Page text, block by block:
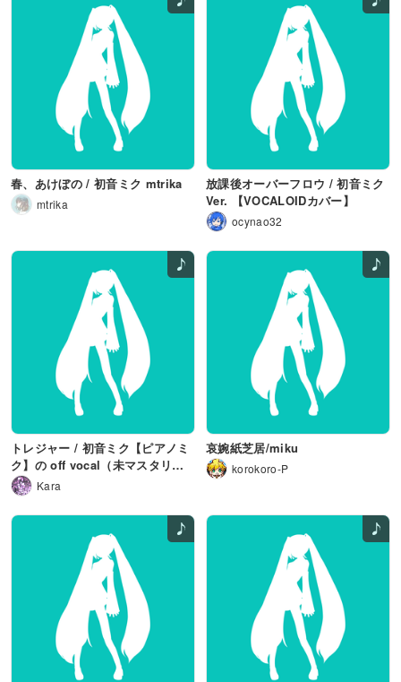
春、あけぼの / 初音ミク mtrika
mtrika
放課後オーバーフロウ / 初音ミク
Ver. 【VOCALOIDカバー】
ocynao32
トレジャー / 初音ミク【ピアノミ
ク】の off vocal（未マスタリン
グ版...のはずです）
Kara
哀婉紙芝居/miku
korokoro-P